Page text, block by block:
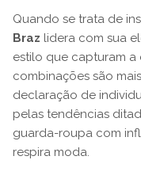
Quando se trata de
Braz lidera com sua
estilo que capturam a
combinações são
declaração de
pelas tendências
guarda-roupa com
respira moda.